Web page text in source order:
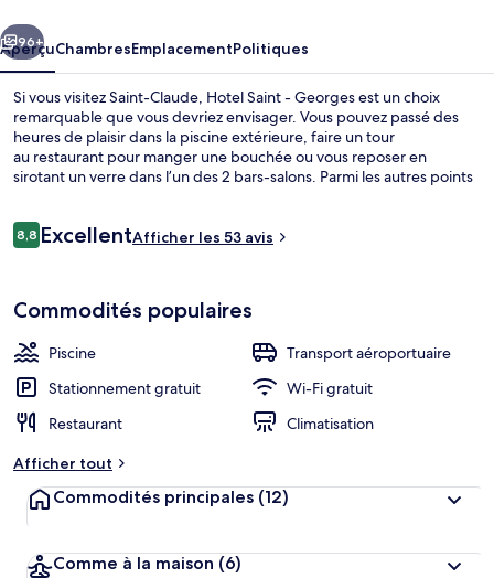
Georges
Suivant
96+
AperçuChambresEmplacementPolitiques
Si vous visitez Saint-Claude, Hotel Saint - Georges est un choix
remarquable que vous devriez envisager. Vous pouvez passé des
heures de plaisir dans la piscine extérieure, faire un tour
au restaurant pour manger une bouchée ou vous reposer en
sirotant un verre dans l’un des 2 bars-salons. Parmi les autres points
Avis
8,88,8 sur 10 –
ExcellentAfficher les 53 avis
Commodités populaires
Piscine
Transport aéroportuaire
Stationnement gratuit
Wi-Fi gratuit
Restaurant
Climatisation
Afficher tout
Commodités principales (12)
Comme à la maison (6)